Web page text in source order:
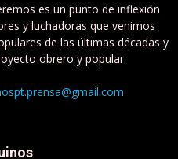
es un punto de inflexión
y luchadoras que venimos
de las últimas décadas y
obrero y popular.